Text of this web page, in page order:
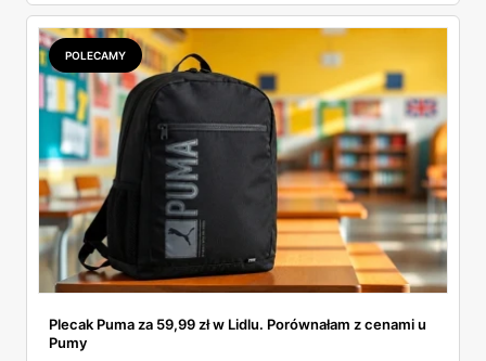
pojawi się w gazetkach w przyszłym tygodniu i czy jest
sens kupować jesień, zanim skończą się wakacje.
POLECAMY
Plecak Puma za 59,99 zł w Lidlu. Porównałam z cenami u
Pumy